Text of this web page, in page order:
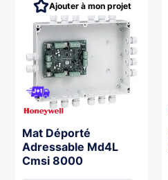
Mat Déporté
Adressable Md4L
Cmsi 8000
Ajouter à mon projet